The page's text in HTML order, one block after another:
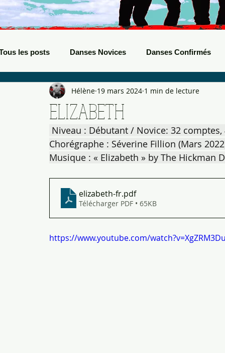
les posts Danses Novices Danses Confirmés
Danses Débutants Evènements Boots Bals de
ELIZABETH
Hélène 19 mars 2024 1 min de lecture
Niveau : Débutant / Novice: 32
Chorégraphe : Séverine Fillion (Mars
Musique : « Elizabeth » by The Hickman
elizabeth-fr.pdf
Télécharger PDF • 65KB
https://www.youtube.com/